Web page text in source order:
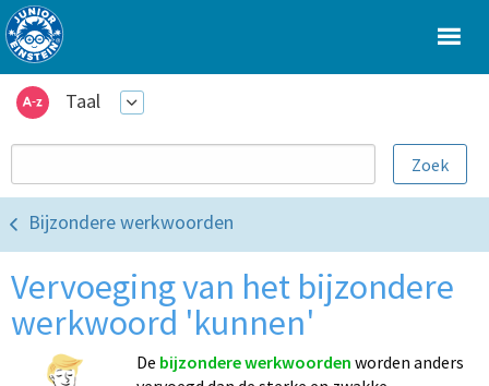
Taal
Bijzondere werkwoorden
Vervoeging van het bijzondere
werkwoord 'kunnen'
De bijzondere werkwoorden worden anders